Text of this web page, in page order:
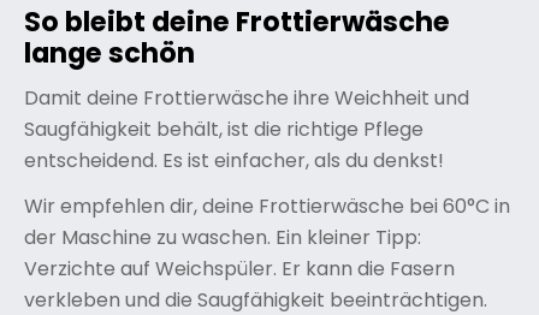
So bleibt deine Frottierwäsche
lange schön
Damit deine Frottierwäsche ihre Weichheit und
Saugfähigkeit behält, ist die richtige Pflege
entscheidend. Es ist einfacher, als du denkst!
Wir empfehlen dir, deine Frottierwäsche bei 60°C in
der Maschine zu waschen. Ein kleiner Tipp:
Verzichte auf Weichspüler. Er kann die Fasern
verkleben und die Saugfähigkeit beeinträchtigen.